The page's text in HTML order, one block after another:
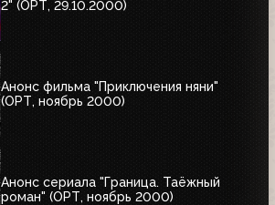
2" (ОРТ, 29.10.2000)
Анонс фильма "Приключения няни"
(ОРТ, ноябрь 2000)
Анонс сериала "Граница. Таёжный
роман" (ОРТ, ноябрь 2000)